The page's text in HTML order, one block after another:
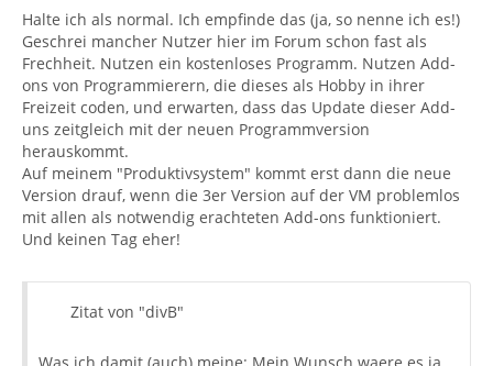
Halte ich als normal. Ich empfinde das (ja, so nenne ich es!)
Geschrei mancher Nutzer hier im Forum schon fast als
Frechheit. Nutzen ein kostenloses Programm. Nutzen Add-
ons von Programmierern, die dieses als Hobby in ihrer
Freizeit coden, und erwarten, dass das Update dieser Add-
uns zeitgleich mit der neuen Programmversion
herauskommt.
Auf meinem "Produktivsystem" kommt erst dann die neue
Version drauf, wenn die 3er Version auf der VM problemlos
mit allen als notwendig erachteten Add-ons funktioniert.
Und keinen Tag eher!
Zitat von "divB"